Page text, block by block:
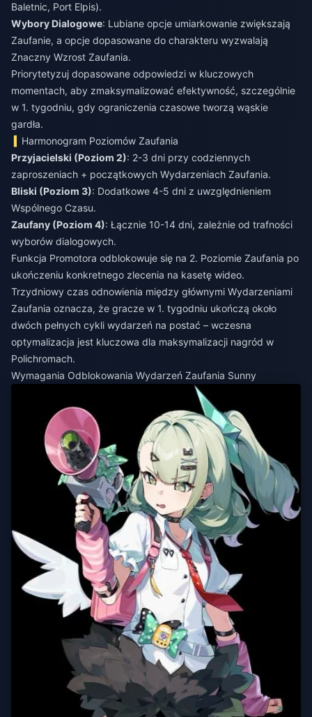
Baletnic, Port Elpis).
Wybory Dialogowe: Lubiane opcje umiarkowanie zwiększają
Zaufanie, a opcje dopasowane do charakteru wyzwalają
Znaczny Wzrost Zaufania.
Priorytetyzuj dopasowane odpowiedzi w kluczowych
momentach, aby zmaksymalizować efektywność, szczególnie
w 1. tygodniu, gdy ograniczenia czasowe tworzą wąskie
gardła.
Harmonogram Poziomów Zaufania
Przyjacielski (Poziom 2): 2-3 dni przy codziennych
zaproszeniach + początkowych Wydarzeniach Zaufania.
Bliski (Poziom 3): Dodatkowe 4-5 dni z uwzględnieniem
Wspólnego Czasu.
Zaufany (Poziom 4): Łącznie 10-14 dni, zależnie od trafności
wyborów dialogowych.
Funkcja Promotora odblokowuje się na 2. Poziomie Zaufania po
ukończeniu konkretnego zlecenia na kasetę wideo.
Trzydniowy czas odnowienia między głównymi Wydarzeniami
Zaufania oznacza, że gracze w 1. tygodniu ukończą około
dwóch pełnych cykli wydarzeń na postać – wczesna
optymalizacja jest kluczowa dla maksymalizacji nagród w
Polichromach.
Wymagania Odblokowania Wydarzeń Zaufania Sunny